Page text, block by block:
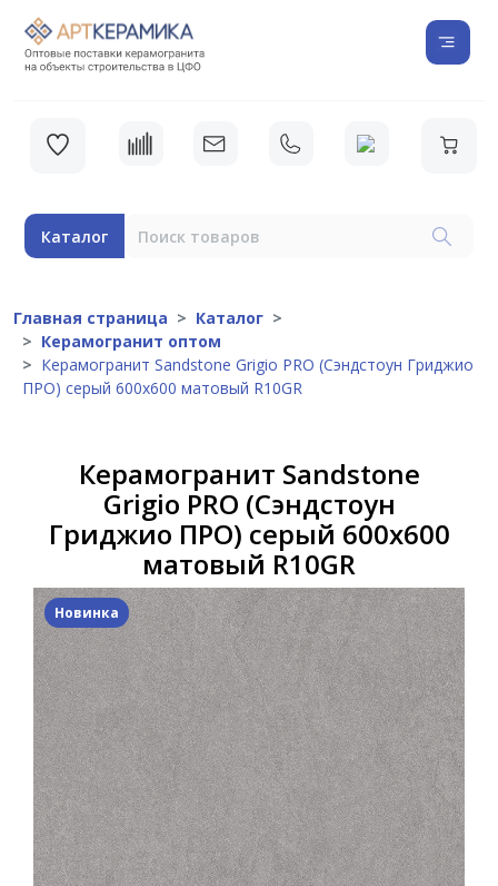
Каталог
Главная страница
Каталог
Керамогранит оптом
Керамогранит Sandstone Grigio PRO (Сэндстоун Гриджио
ПРО) серый 600x600 матовый R10GR
Керамогранит Sandstone
Grigio PRO (Сэндстоун
Гриджио ПРО) серый 600x600
матовый R10GR
Новинка